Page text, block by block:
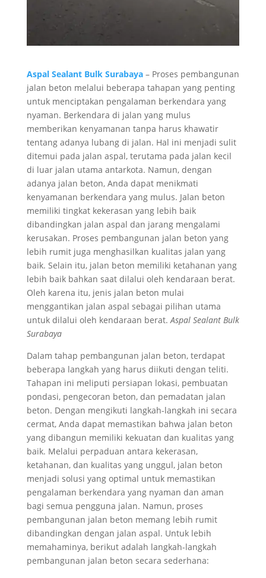
Aspal Sealant Bulk Surabaya– Proses pembangunan
jalan beton melalui beberapa tahapan yang penting
untuk menciptakan pengalaman berkendara yang
nyaman. Berkendara di jalan yang mulus
memberikan kenyamanan tanpa harus khawatir
tentang adanya lubang di jalan. Hal ini menjadi sulit
ditemui pada jalan aspal, terutama pada jalan kecil
di luar jalan utama antarkota. Namun, dengan
adanya jalan beton, Anda dapat menikmati
kenyamanan berkendara yang mulus. Jalan beton
memiliki tingkat kekerasan yang lebih baik
dibandingkan jalan aspal dan jarang mengalami
kerusakan. Proses pembangunan jalan beton yang
lebih rumit juga menghasilkan kualitas jalan yang
baik. Selain itu, jalan beton memiliki ketahanan yang
lebih baik bahkan saat dilalui oleh kendaraan berat.
Oleh karena itu, jenis jalan beton mulai
menggantikan jalan aspal sebagai pilihan utama
untuk dilalui oleh kendaraan berat. Aspal Sealant Bulk
Surabaya
Dalam tahap pembangunan jalan beton, terdapat
beberapa langkah yang harus diikuti dengan teliti.
Tahapan ini meliputi persiapan lokasi, pembuatan
pondasi, pengecoran beton, dan pemadatan jalan
beton. Dengan mengikuti langkah-langkah ini secara
cermat, Anda dapat memastikan bahwa jalan beton
yang dibangun memiliki kekuatan dan kualitas yang
baik. Melalui perpaduan antara kekerasan,
ketahanan, dan kualitas yang unggul, jalan beton
menjadi solusi yang optimal untuk memastikan
pengalaman berkendara yang nyaman dan aman
bagi semua pengguna jalan. Namun, proses
pembangunan jalan beton memang lebih rumit
dibandingkan dengan jalan aspal. Untuk lebih
memahaminya, berikut adalah langkah-langkah
pembangunan jalan beton secara sederhana: